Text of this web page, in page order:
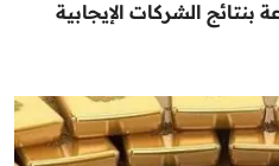
بنتائج الشركات الإيجابية